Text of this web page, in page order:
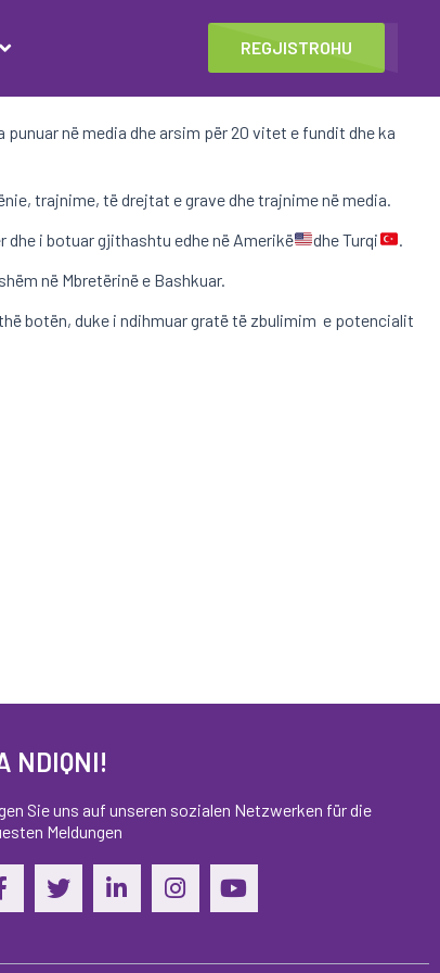
REGJISTROHU
punuar në media dhe arsim për 20 vitet e fundit dhe ka
trajnime, të drejtat e grave dhe trajnime në media.
dhe i botuar gjithashtu edhe në Amerikë
dhe Turqi
në Mbretërinë e Bashkuar.
botën, duke i ndihmuar gratë të zbulimim e potencialit
NDIQNI!
Sie uns auf unseren sozialen Netzwerken für die
Meldungen